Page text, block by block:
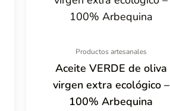
Productos artesanales
Aceite VERDE de oliva
virgen extra ecológico –
100% Arbequina